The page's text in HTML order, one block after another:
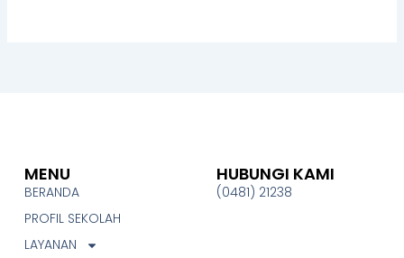
MENU
BERANDA
PROFIL SEKOLAH
LAYANAN
HUBUNGI KAMI
(0481) 21238